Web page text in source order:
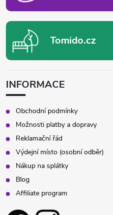
Tomido.cz
INFORMACE
Obchodní podmínky
Možnosti platby a dopravy
Reklamační řád
Výdejní místo (osobní odběr)
Nákup na splátky
Blog
Affiliate program